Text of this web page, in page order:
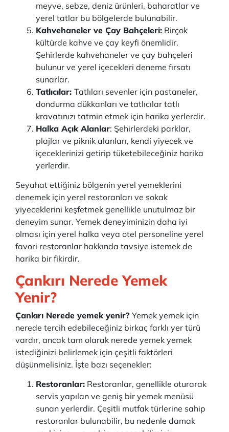
meyve, sebze, deniz ürünleri, baharatlar ve
yerel tatlar bu bölgelerde bulunabilir.
Kahvehaneler ve Çay Bahçeleri: Birçok
kültürde kahve ve çay keyfi önemlidir.
Şehirlerde kahvehaneler ve çay bahçeleri
bulunur ve yerel içecekleri deneme fırsatı
sunarlar.
Tatlıcılar: Tatlıları sevenler için pastaneler,
dondurma dükkanları ve tatlıcılar tatlı
kravatınızı tatmin etmek için harika yerlerdir.
Halka Açık Alanlar: Şehirlerdeki parklar,
plajlar ve piknik alanları, kendi yiyecek ve
içeceklerinizi getirip tüketebileceğiniz harika
yerlerdir.
Seyahat ettiğiniz bölgenin yerel yemeklerini
denemek için yerel restoranları ve sokak
yiyeceklerini keşfetmek genellikle unutulmaz bir
deneyim sunar. Yemek deneyiminizin daha iyi
olması için yerel halka veya otel personeline yerel
favori restoranlar hakkında tavsiye istemek de
harika bir fikirdir.
Çankırı Nerede Yemek
Yenir?
Çankırı Nerede yemek yenir? Yemek yemek için
nerede tercih edebileceğiniz birkaç farklı yer türü
vardır, ancak tam olarak nerede yemek yemek
istediğinizi belirlemek için çeşitli faktörleri
düşünmelisiniz. İşte bazı seçenekler:
Restoranlar: Restoranlar, genellikle oturarak
servis yapılan ve geniş bir yemek menüsü
sunan yerlerdir. Çeşitli mutfak türlerine sahip
restoranlar bulunabilir, bu nedenle damak